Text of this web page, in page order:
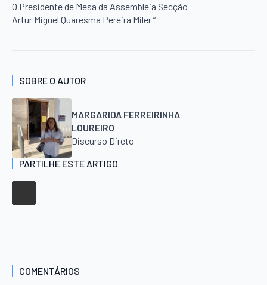
O Presidente de Mesa da Assembleia Secção
Artur Miguel Quaresma Pereira Miler “
SOBRE O AUTOR
MARGARIDA FERREIRINHA
LOUREIRO
Discurso Direto
PARTILHE ESTE ARTIGO
COMENTÁRIOS